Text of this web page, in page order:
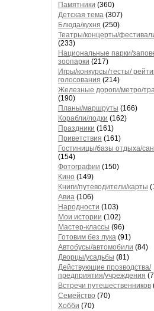
Памятники (360)
Детская тема (307)
Блюда/кухня (250)
Театры/концерты/
(233)
Национальные парки/
зоопарки (217)
Игры/конкурсы/тесты/
голосования (214)
Железные дороги/метро/
(190)
Планы/маршруты (166)
Корабли/лодки (162)
Праздники (161)
Приветствия (161)
Гостиницы/базы отдыха/
(154)
Фотографии (150)
Кино (149)
Книги/путеводители/карты
Авиа (106)
Народности (103)
Мои истории (102)
Мастер-классы (96)
Готовим без лука (91)
Автобусы/автомобили (84)
Дворцы/усадьбы (81)
Действующие прозводства/
предприятия/учреждения
Встречи путешественников
Семейство (70)
Хобби (70)